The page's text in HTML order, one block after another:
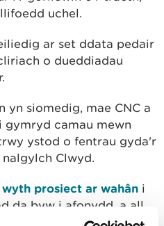
uchel.
ar set ddata pedair
o dueddiadau
yn siomedig, mae CNC a
gymryd camau mewn
ystod o fentrau gyda'r
Clwyd.
wyth prosiect ar wahân i
da byw i afonydd, a all
Roedd yr ymdrechion